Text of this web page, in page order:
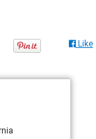
Like